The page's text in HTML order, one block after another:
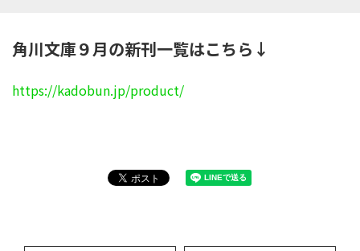
角川文庫９月の新刊一覧はこちら↓
https://kadobun.jp/product/